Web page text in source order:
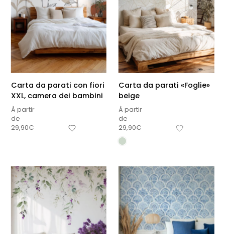
Carta da parati con fiori
XXL, camera dei bambini
À partir
de
29,90€
Carta da parati «Foglie»
beige
À partir
de
29,90€